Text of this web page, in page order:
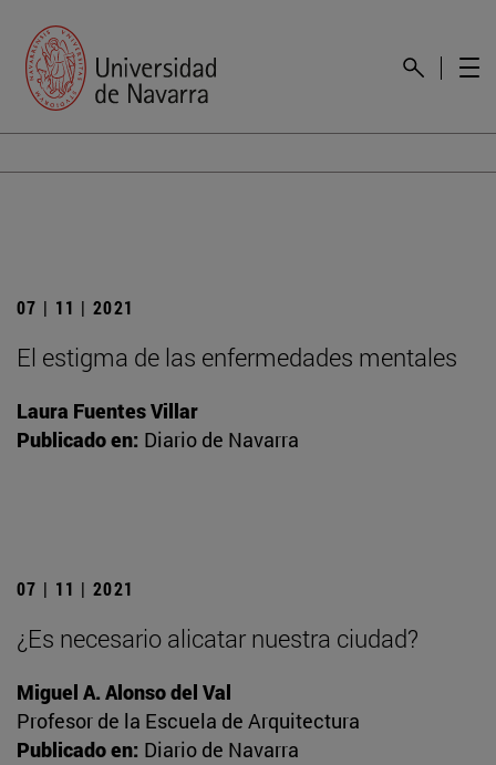
07 | 11 | 2021
El estigma de las enfermedades mentales
Laura Fuentes Villar
Publicado en: Diario de Navarra
07 | 11 | 2021
¿Es necesario alicatar nuestra ciudad?
Miguel A. Alonso del Val
Profesor de la Escuela de Arquitectura
Publicado en: Diario de Navarra